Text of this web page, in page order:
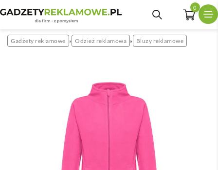
0
Gadżety reklamowe » Odzież reklamowa » Bluzy reklamowe